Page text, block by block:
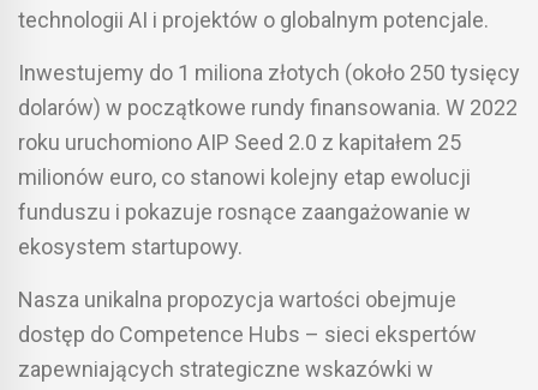
technologii AI i projektów o globalnym potencjale.
Inwestujemy do 1 miliona złotych (około 250 tysięcy
dolarów) w początkowe rundy finansowania. W 2022
roku uruchomiono AIP Seed 2.0 z kapitałem 25
milionów euro, co stanowi kolejny etap ewolucji
funduszu i pokazuje rosnące zaangażowanie w
ekosystem startupowy.
Nasza unikalna propozycja wartości obejmuje
dostęp do Competence Hubs – sieci ekspertów
zapewniających strategiczne wskazówki w